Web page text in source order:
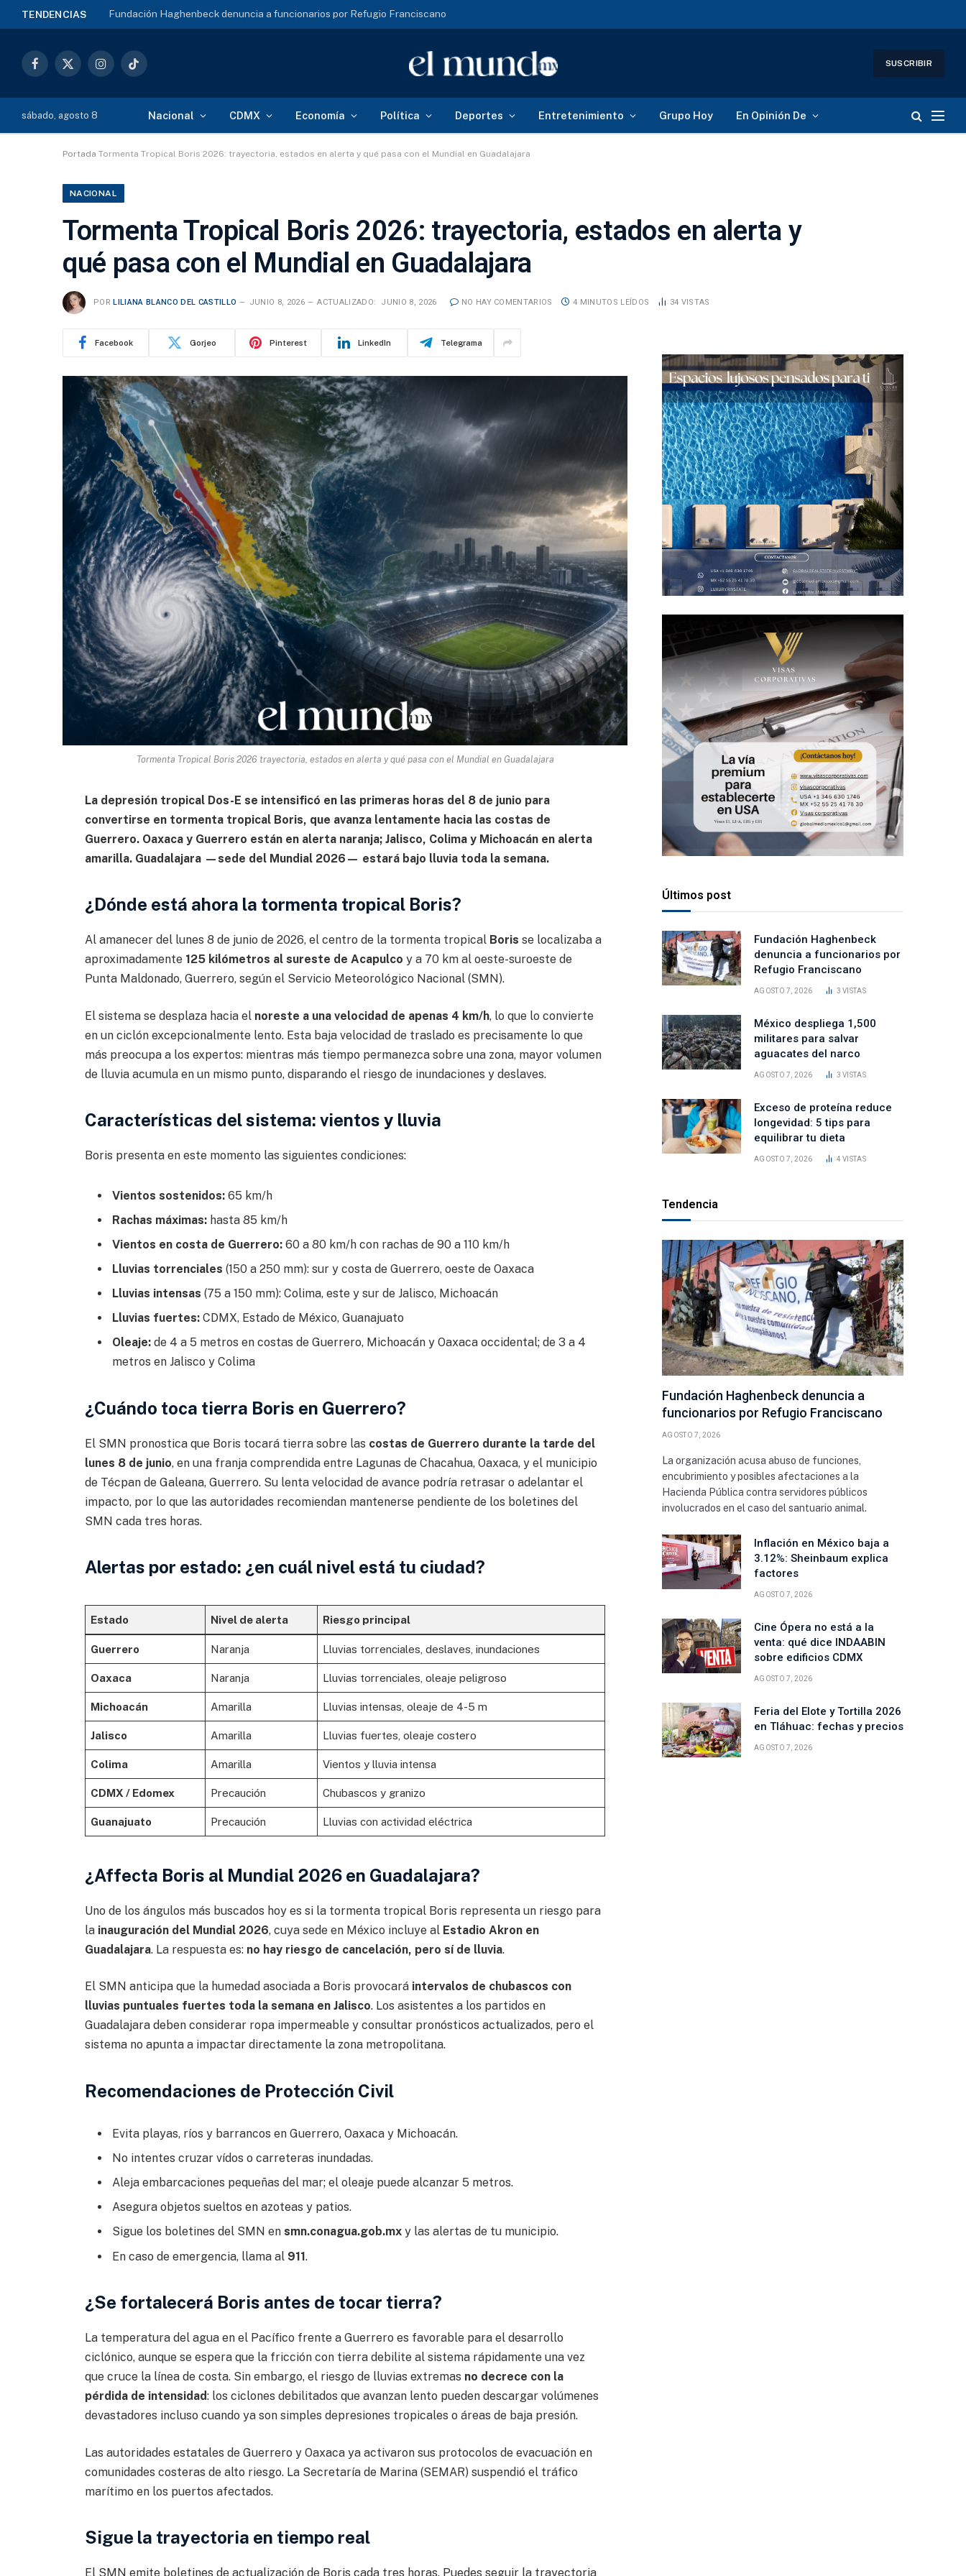
TENDENCIAS Fundación Haghenbeck denuncia a funcionarios por Refugio Franciscano
Facebook
X
InstagramTikTok
SUSCRIBIR
sábado, agosto 8 Nacional CDMX Economía Política Deportes Entretenimiento Grupo Hoy En Opinión De
Portada Tormenta Tropical Boris 2026: trayectoria, estados en alerta y qué pasa con el Mundial en Guadalajara
NACIONAL
Tormenta Tropical Boris 2026: trayectoria, estados en alerta y
qué pasa con el Mundial en Guadalajara
POR LILIANA BLANCO DEL CASTILLO JUNIO 8, 2026 ACTUALIZADO: JUNIO 8, 2026 NO HAY COMENTARIOS 4 MINUTOS LEÍDOS 34 VISTAS
Facebook Gorjeo Pinterest LinkedIn Telegrama
Tormenta Tropical Boris 2026 trayectoria, estados en alerta y qué pasa con el Mundial en Guadalajara
La depresión tropical Dos-E se intensificó en las primeras horas del 8 de junio para
convertirse en tormenta tropical Boris, que avanza lentamente hacia las costas de
Guerrero. Oaxaca y Guerrero están en alerta naranja; Jalisco, Colima y Michoacán en alerta
amarilla. Guadalajara —sede del Mundial 2026— estará bajo lluvia toda la semana.
¿Dónde está ahora la tormenta tropical Boris?
Al amanecer del lunes 8 de junio de 2026, el centro de la tormenta tropical Boris se localizaba a
aproximadamente 125 kilómetros al sureste de Acapulco y a 70 km al oeste-suroeste de
Punta Maldonado, Guerrero, según el Servicio Meteorológico Nacional (SMN).
El sistema se desplaza hacia el noreste a una velocidad de apenas 4 km/h, lo que lo convierte
en un ciclón excepcionalmente lento. Esta baja velocidad de traslado es precisamente lo que
más preocupa a los expertos: mientras más tiempo permanezca sobre una zona, mayor volumen
de lluvia acumula en un mismo punto, disparando el riesgo de inundaciones y deslaves.
Características del sistema: vientos y lluvia
Boris presenta en este momento las siguientes condiciones:
Vientos sostenidos:65 km/h
Rachas máximas:hasta 85 km/h
Vientos en costa de Guerrero:60 a 80 km/h con rachas de 90 a 110 km/h
Lluvias torrenciales (150 a 250 mm): sur y costa de Guerrero, oeste de Oaxaca
Lluvias intensas (75 a 150 mm): Colima, este y sur de Jalisco, Michoacán
Lluvias fuertes:CDMX, Estado de México, Guanajuato
Oleaje:de 4 a 5 metros en costas de Guerrero, Michoacán y Oaxaca occidental; de 3 a 4
metros en Jalisco y Colima
¿Cuándo toca tierra Boris en Guerrero?
El SMN pronostica que Boris tocará tierra sobre las costas de Guerrero durante la tarde del
lunes 8 de junio, en una franja comprendida entre Lagunas de Chacahua, Oaxaca, y el municipio
de Técpan de Galeana, Guerrero. Su lenta velocidad de avance podría retrasar o adelantar el
impacto, por lo que las autoridades recomiendan mantenerse pendiente de los boletines del
SMN cada tres horas.
Alertas por estado: ¿en cuál nivel está tu ciudad?
Estado Nivel de alerta Riesgo principal
Guerrero Naranja Lluvias torrenciales, deslaves, inundaciones
Oaxaca Naranja Lluvias torrenciales, oleaje peligroso
Michoacán Amarilla Lluvias intensas, oleaje de 4-5 m
Jalisco Amarilla Lluvias fuertes, oleaje costero
Colima Amarilla Vientos y lluvia intensa
CDMX / Edomex Precaución Chubascos y granizo
Guanajuato Precaución Lluvias con actividad eléctrica
¿Affecta Boris al Mundial 2026 en Guadalajara?
Uno de los ángulos más buscados hoy es si la tormenta tropical Boris representa un riesgo para
la inauguración del Mundial 2026, cuya sede en México incluye al Estadio Akron en
Guadalajara. La respuesta es: no hay riesgo de cancelación, pero sí de lluvia.
El SMN anticipa que la humedad asociada a Boris provocará intervalos de chubascos con
lluvias puntuales fuertes toda la semana en Jalisco. Los asistentes a los partidos en
Guadalajara deben considerar ropa impermeable y consultar pronósticos actualizados, pero el
sistema no apunta a impactar directamente la zona metropolitana.
Recomendaciones de Protección Civil
Evita playas, ríos y barrancos en Guerrero, Oaxaca y Michoacán.
No intentes cruzar vídos o carreteras inundadas.
Aleja embarcaciones pequeñas del mar; el oleaje puede alcanzar 5 metros.
Asegura objetos sueltos en azoteas y patios.
Sigue los boletines del SMN en smn.conagua.gob.mxy las alertas de tu municipio.
En caso de emergencia, llama al 911.
¿Se fortalecerá Boris antes de tocar tierra?
La temperatura del agua en el Pacífico frente a Guerrero es favorable para el desarrollo
ciclónico, aunque se espera que la fricción con tierra debilite al sistema rápidamente una vez
que cruce la línea de costa. Sin embargo, el riesgo de lluvias extremas no decrece con la
pérdida de intensidad: los ciclones debilitados que avanzan lento pueden descargar volúmenes
devastadores incluso cuando ya son simples depresiones tropicales o áreas de baja presión.
Las autoridades estatales de Guerrero y Oaxaca ya activaron sus protocolos de evacuación en
comunidades costeras de alto riesgo. La Secretaría de Marina (SEMAR) suspendió el tráfico
marítimo en los puertos afectados.
Sigue la trayectoria en tiempo real
El SMN emite boletines de actualización de Boris cada tres horas. Puedes seguir la trayectoria
Últimos post
Fundación Haghenbeck
denuncia a funcionarios por
Refugio Franciscano
AGOSTO 7, 2026 3VISTAS
México despliega 1,500
militares para salvar
aguacates del narco
AGOSTO 7, 2026 3VISTAS
Exceso de proteína reduce
longevidad: 5 tips para
equilibrar tu dieta
AGOSTO 7, 2026 4VISTAS
Tendencia
Fundación Haghenbeck denuncia a
funcionarios por Refugio Franciscano
AGOSTO 7, 2026
La organización acusa abuso de funciones,
encubrimiento y posibles afectaciones a la
Hacienda Pública contra servidores públicos
involucrados en el caso del santuario animal.
Inflación en México baja a
3.12%: Sheinbaum explica
factores
AGOSTO 7, 2026
Cine Ópera no está a la
venta: qué dice INDAABIN
sobre edificios CDMX
AGOSTO 7, 2026
Feria del Elote y Tortilla 2026
en Tláhuac: fechas y precios
AGOSTO 7, 2026